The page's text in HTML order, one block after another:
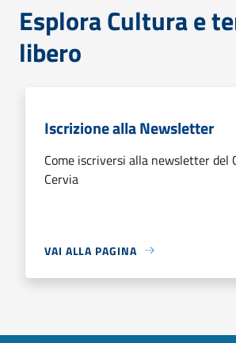
Esplora Cultura e
libero
Iscrizione alla Newsletter
Come iscriversi alla newsletter del
Cervia
VAI ALLA PAGINA